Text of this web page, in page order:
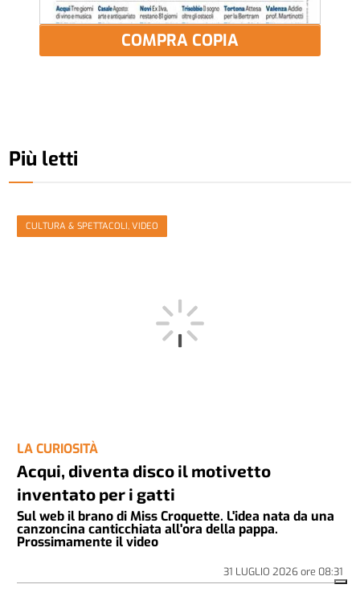
COMPRA COPIA
Più letti
CULTURA & SPETTACOLI, VIDEO
LA CURIOSITÀ
Acqui, diventa disco il motivetto
inventato per i gatti
Sul web il brano di Miss Croquette. L'idea nata da una
canzoncina canticchiata all'ora della pappa.
Prossimamente il video
31 LUGLIO 2026ore 08:31